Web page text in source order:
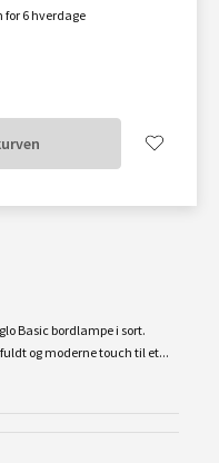
6 hverdage
Basic bordlampe i sort.
og moderne touch til et...